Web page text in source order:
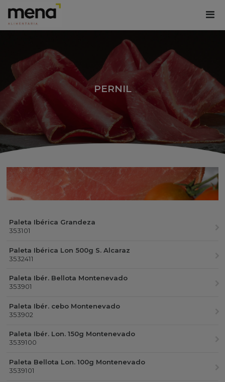
PERNIL
Paleta Ibérica Grandeza
353101
Paleta Ibérica Lon 500g S. Alcaraz
3532411
Paleta Ibér. Bellota Montenevado
353901
Paleta Ibér. cebo Montenevado
353902
Paleta Ibér. Lon. 150g Montenevado
3539100
Paleta Bellota Lon. 100g Montenevado
3539101